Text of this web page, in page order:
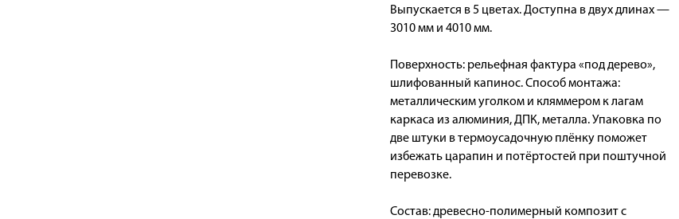
Выпускается в 5 цветах. Доступна в двух длинах —
3010 мм и 4010 мм.
Поверхность: рельефная фактура «под дерево»,
шлифованный капинос. Способ монтажа:
металлическим уголком и кляммером к лагам
каркаса из алюминия, ДПК, металла. Упаковка по
две штуки в термоусадочную плёнку поможет
избежать царапин и потёртостей при поштучной
перевозке.
Состав: древесно-полимерный композит с